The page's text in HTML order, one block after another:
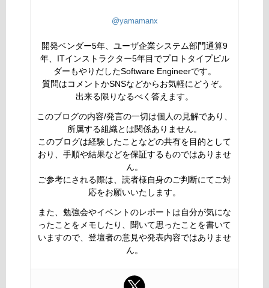
@yamamanx
開発ベンダー5年、ユーザ企業システム部門通算9
年、ITインストラクター5年目でプロトタイプビル
ダーもやりだしたSoftware Engineerです。
質問はコメントかSNSなどからお気軽にどうぞ。
出来る限りなるべく答えます。
このブログの内容/発言の一切は個人の見解であり、
所属する組織とは関係ありません。
このブログは経験したことなどの共有を目的として
おり、手順や結果などを保証するものではありませ
ん。
ご参考にされる際は、読者様自身のご判断にてご対
応をお願いいたします。
また、勉強会やイベントのレポートは自分が気にな
ったことをメモしたり、聞いて思ったことを書いて
いますので、登壇者の意見や発表内容ではありませ
ん。